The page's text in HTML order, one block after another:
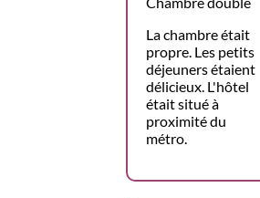
La chambre était
propre. Les petits
déjeuners étaient
délicieux. L'hôtel
était situé à
proximité du
métro.